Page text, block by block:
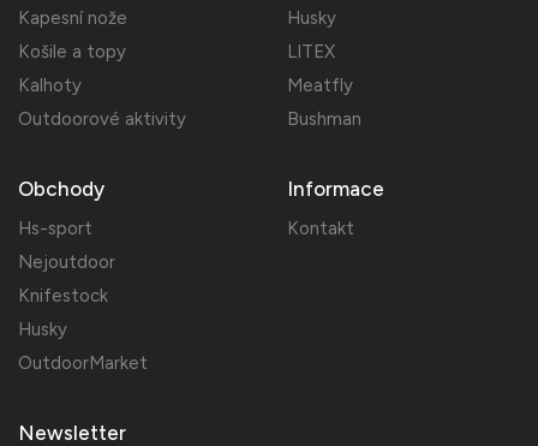
Kapesní nože
Košile a topy
Kalhoty
Outdoorové aktivity
Husky
LITEX
Meatfly
Bushman
Obchody
Hs-sport
Nejoutdoor
Knifestock
Husky
OutdoorMarket
Informace
Kontakt
Newsletter